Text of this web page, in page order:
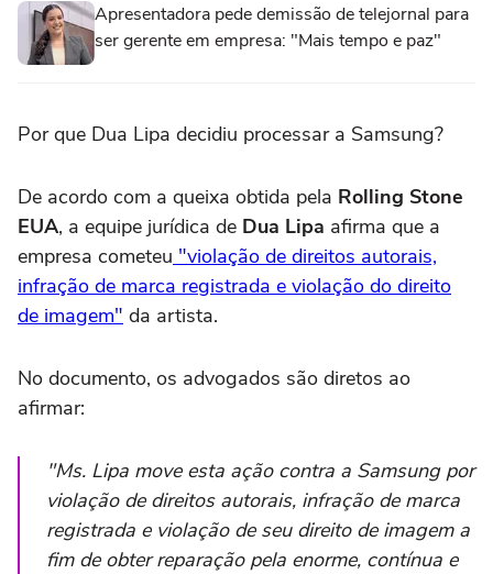
Apresentadora pede demissão de telejornal para
ser gerente em empresa: "Mais tempo e paz"
Por que Dua Lipa decidiu processar a Samsung?
De acordo com a queixa obtida pela Rolling Stone
EUA, a equipe jurídica de Dua Lipa afirma que a
empresa cometeu "violação de direitos autorais,
infração de marca registrada e violação do direito
de imagem" da artista.
No documento, os advogados são diretos ao
afirmar:
"Ms. Lipa move esta ação contra a Samsung por
violação de direitos autorais, infração de marca
registrada e violação de seu direito de imagem a
fim de obter reparação pela enorme, contínua e